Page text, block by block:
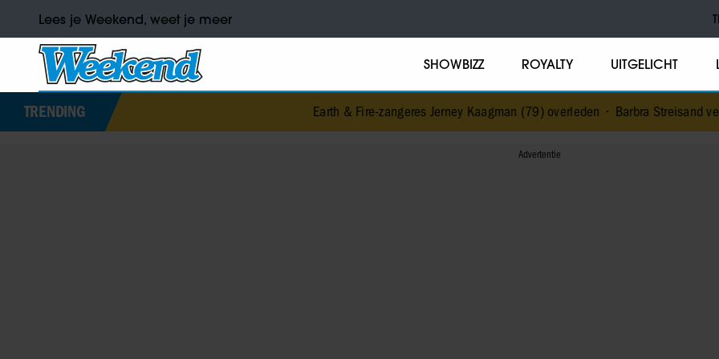
Lees je Weekend, weet je meer
SHOWBIZZ ROYALTY UITGELICHT
TRENDING Earth & Fire-zangeres Jerney Kaagman (79) overleden•Barbra Streisand